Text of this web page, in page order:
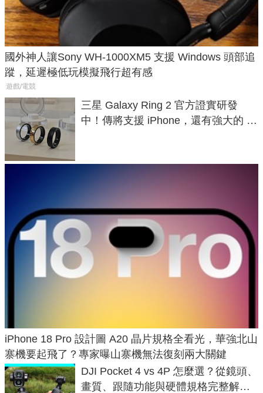
國外神人讓Sony WH-1000XM5 支援 Windows 頭部追
蹤，延遲極低玩模擬飛行超有感
遊戲/電競
三星 Galaxy Ring 2 官方證實研發
中！傳將支援 iPhone，還有強大的 AI
iPhone 18 Pro 設計圖 A20 晶片規格全看光，華強北山
寨機要起飛了？專家曝山寨機無法復刻兩大關鍵
DJI Pocket 4 vs 4P 怎麼選？從鏡頭、
畫質、跟隨功能與硬體規格完整解